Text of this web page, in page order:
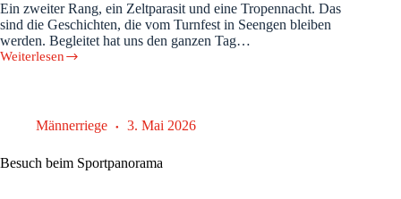
Ein zweiter Rang, ein Zeltparasit und eine Tropennacht. Das
sind die Geschichten, die vom Turnfest in Seengen bleiben
werden. Begleitet hat uns den ganzen Tag…
Weiterlesen
Unsere
SeengenMännerriege 3. Mai 2026
Besuch beim Sportpanorama